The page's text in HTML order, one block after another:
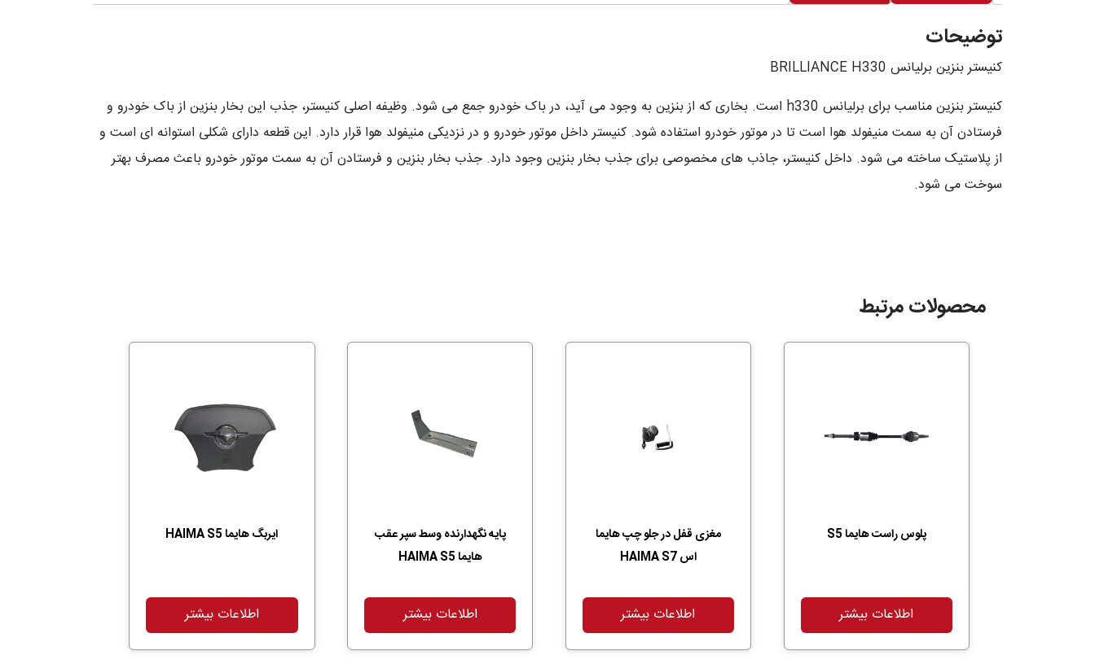
توضیحات
کنیستر بنزین برلیانس BRILLIANCE H330
کنیستر بنزین مناسب برای برلیانس h330 است. بخاری که از بنزین به وجود می آید، در باک خودرو جمع می شود. وظیفه اصلی کنیستر، جذب این بخار بنزین از باک خودرو و
فرستادن آن به سمت منیفولد هوا است تا در موتور خودرو استفاده شود. کنیستر داخل موتور خودرو و در نزدیکی منیفولد هوا قرار دارد. این قطعه دارای شکلی استوانه ای است و
از پلاستیک ساخته می شود. داخل کنیستر، جاذب های مخصوصی برای جذب بخار بنزین وجود دارد. جذب بخار بنزین و فرستادن آن به سمت موتور خودرو باعث مصرف بهتر
سوخت می شود.
محصولات مرتبط
پلوس راست هایما S5
اطلاعات بیشتر
مغزی قفل در جلو چپ هایما
اس HAIMA S7
اطلاعات بیشتر
پایه نگهدارنده وسط سپر عقب
هایما HAIMA S5
اطلاعات بیشتر
ایربگ هایما HAIMA S5
اطلاعات بیشتر